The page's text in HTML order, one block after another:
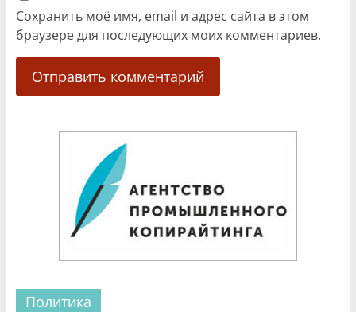
Сохранить моё имя, email и адрес сайта в этом
браузере для последующих моих комментариев.
Политика